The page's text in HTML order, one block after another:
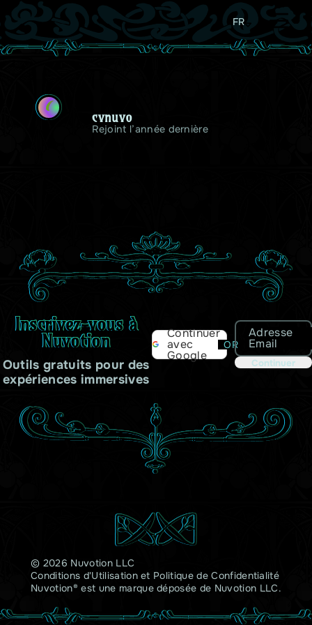
FR
C
cvnuvo
Rejoint l’année dernière
Inscrivez-vous à
Nuvotion
Outils gratuits pour des
expériences immersives
Continuer
avec
Google
OR
Adresse
Email
Continuer
© 2026 Nuvotion LLC
Conditions d'Utilisationet Politique de Confidentialité
Nuvotion® est une marque déposée de Nuvotion LLC.